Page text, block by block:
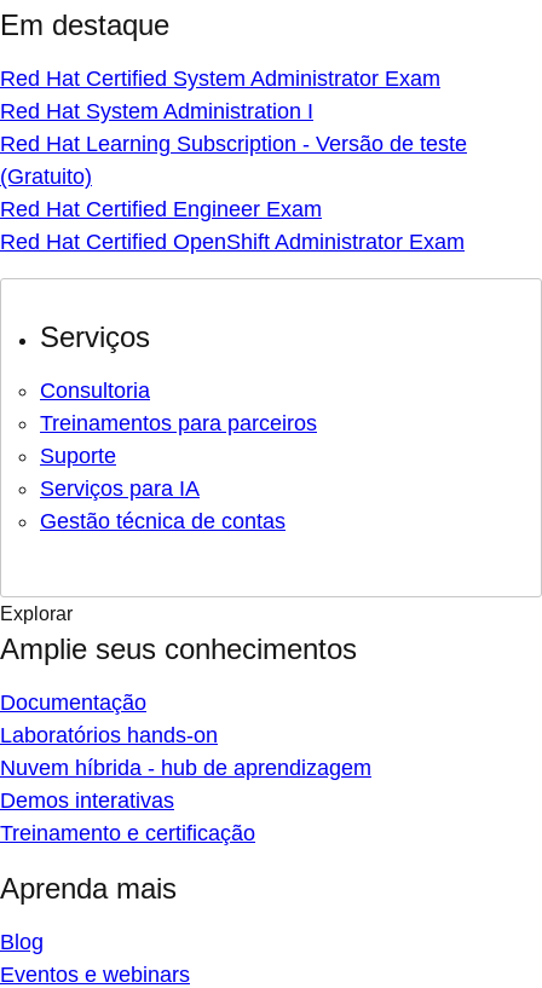
Em destaque
Red Hat Certified System Administrator Exam
Red Hat System Administration I
Red Hat Learning Subscription - Versão de teste
(Gratuito)
Red Hat Certified Engineer Exam
Red Hat Certified OpenShift Administrator Exam
Serviços
Consultoria
Treinamentos para parceiros
Suporte
Serviços para IA
Gestão técnica de contas
Explorar
Amplie seus conhecimentos
Documentação
Laboratórios hands-on
Nuvem híbrida - hub de aprendizagem
Demos interativas
Treinamento e certificação
Aprenda mais
Blog
Eventos e webinars